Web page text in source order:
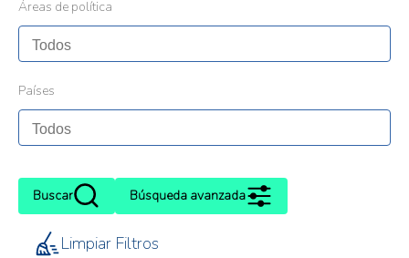
Áreas de política
Países
Buscar Búsqueda avanzada
Limpiar Filtros